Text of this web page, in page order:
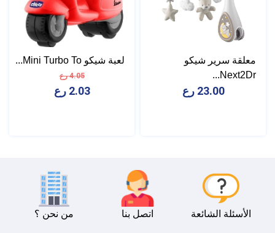
معلقة سرير شيكو
Next2Dr...
23.00 رع
لعبة شيكو Mini Turbo To...
4.05 رع
2.03 رع
من نحن ؟ اتصل بنا الأسئلة الشائعة